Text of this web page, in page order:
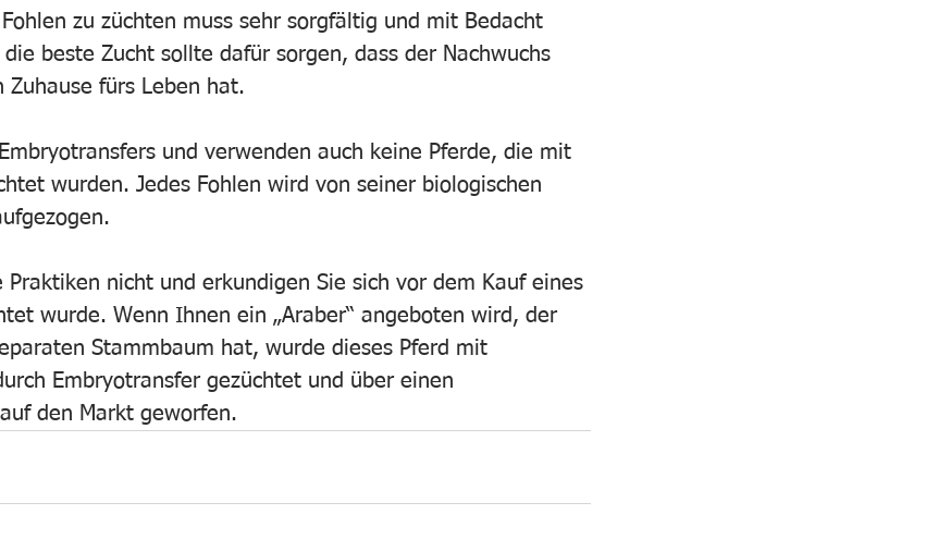
zu züchten muss sehr sorgfältig und mit Bedacht
beste Zucht sollte dafür sorgen, dass der Nachwuchs
fürs Leben hat.
und verwenden auch keine Pferde, die mit
wurden. Jedes Fohlen wird von seiner biologischen
Praktiken nicht und erkundigen Sie sich vor dem Kauf eines
wurde. Wenn Ihnen ein „Araber“ angeboten wird, der
Stammbaum hat, wurde dieses Pferd mit
Embryotransfer gezüchtet und über einen
den Markt geworfen.